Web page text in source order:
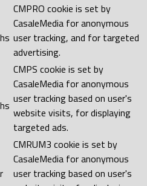
CMPRO cookie is set by
CasaleMedia for anonymous
user tracking, and for targeted
advertising.
CMPS cookie is set by
CasaleMedia for anonymous
user tracking based on user's
website visits, for displaying
targeted ads.
CMRUM3 cookie is set by
CasaleMedia for anonymous
user tracking based on user's